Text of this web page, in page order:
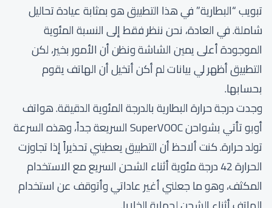
تبويب “البطارية” في هذا التطبيق هو بمثابة عيادة تحاليل
شاملة. في العادة، نحن ننظر فقط إلى النسبة المئوية
الموجودة أعلى يمين الشاشة ونظن أن الأمور بخير، لكن
التطبيق أظهر لي بيانات لم أكن أتخيل أن الهاتف يقوم
بحسابها.
وجدت درجة حرارة البطارية بالدرجة المئوية الدقيقة. هواتف
أوبو تأتي بشواحن SuperVOOC السريعة جداً، وهذه السرعة
تولد حرارة. كنت ألاحظ أن التطبيق يعطيني تحذيراً إذا تجاوزت
الحرارة 42 درجة مئوية أثناء الشحن السريع مع الاستخدام
المكثف، وهو ما جعلني أغير عاداتي وأتوقف عن استخدام